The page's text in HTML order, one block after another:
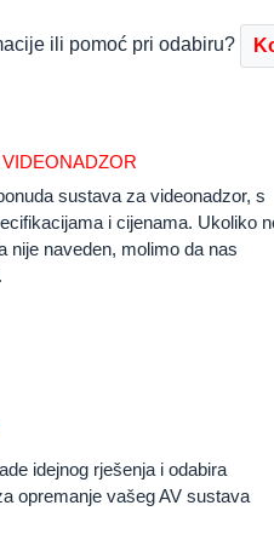
ili pomoć pri odabiru?
VIDEONADZOR
sustava za videonadzor, s
i cijenama. Ukoliko
nije naveden, molimo da nas
idejnog rješenja i odabira
opremanje vašeg AV sustava